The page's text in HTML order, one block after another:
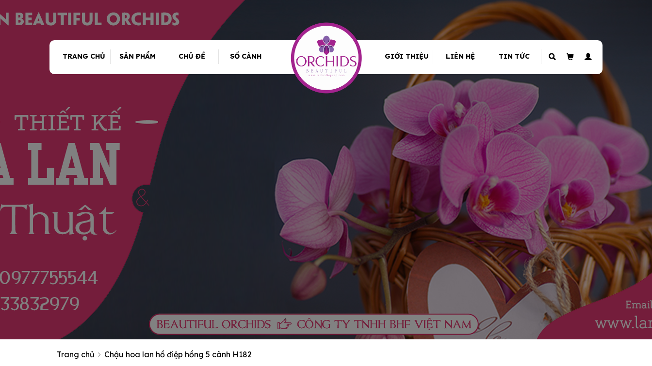
TRANG CHỦ SẢN PHẨM CHỦ ĐỀ SỐ CÀNH GIỚI THIỆU LIÊN HỆ TIN TỨC
Trang chủ Chậu hoa lan hồ điệp hồng 5 cành H182